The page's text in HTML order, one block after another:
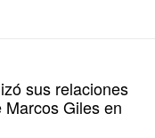
sus relaciones
Giles en